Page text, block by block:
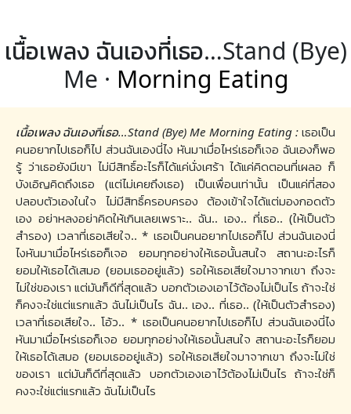
เนื้อเพลง ฉันเองที่เธอ…Stand (Bye)
Me · Morning Eating
เนื้อเพลง ฉันเองที่เธอ…Stand (Bye) Me Morning Eating : เธอเป็น
คนอยากไปเธอก็ไป ส่วนฉันเองนี่ไง หันมาเมื่อไหร่เธอก็เจอ ฉันเองก็พอ
รู้ ว่าเธอยังมีเขา ไม่มีสิทธิ์อะไรก็ได้แค่นั่งเศร้า ได้แค่คิดตอนที่เผลอ ก็
บังเอิญคิดถึงเธอ (แต่ไม่เคยถึงเธอ) เป็นเพื่อนเท่านั้น เป็นแค่ที่สอง
ปลอบตัวเองในใจ ไม่มีสิทธิ์ครอบครอง ต้องเข้าใจได้แต่มองกอดตัว
เอง อย่าหลงอย่าคิดให้เกินเลยเพราะ.. ฉัน.. เอง.. ที่เธอ.. (ให้เป็นตัว
สำรอง) เวลาที่เธอเสียใจ.. * เธอเป็นคนอยากไปเธอก็ไป ส่วนฉันเองนี่
ไงหันมาเมื่อไหร่เธอก็เจอ ยอมทุกอย่างให้เธอนั้นสนใจ สถานะอะไรก็
ยอมให้เธอได้เสมอ (ยอมเธออยู่แล้ว) รอให้เธอเสียใจมาจากเขา ถึงจะ
ไม่ใช่ของเรา แต่มันก็ดีที่สุดแล้ว บอกตัวเองเอาไว้ต้องไม่เป็นไร ถ้าจะใช่
ก็คงจะใช่แต่แรกแล้ว ฉันไม่เป็นไร ฉัน.. เอง.. ที่เธอ.. (ให้เป็นตัวสำรอง)
เวลาที่เธอเสียใจ.. โอ้ว.. * เธอเป็นคนอยากไปเธอก็ไป ส่วนฉันเองนี่ไง
หันมาเมื่อไหร่เธอก็เจอ ยอมทุกอย่างให้เธอนั้นสนใจ สถานะอะไรก็ยอม
ให้เธอได้เสมอ (ยอมเธออยู่แล้ว) รอให้เธอเสียใจมาจากเขา ถึงจะไม่ใช่
ของเรา แต่มันก็ดีที่สุดแล้ว บอกตัวเองเอาไว้ต้องไม่เป็นไร ถ้าจะใช่ก็
คงจะใช่แต่แรกแล้ว ฉันไม่เป็นไร